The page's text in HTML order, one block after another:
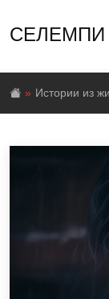
СЕЛЕМПИ
Истории из